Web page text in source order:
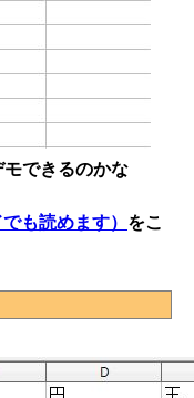
できるのかな
も読めます） をこ